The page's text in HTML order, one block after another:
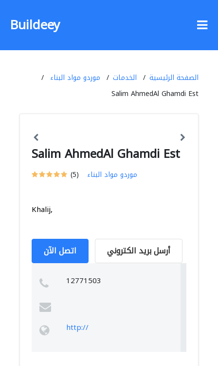
Buildeey
الصفحة الرئيسية الخدمات
موردو مواد البناء
Salim AhmedAl Ghamdi Est
Salim AhmedAl Ghamdi Est
(5) موردو مواد البناء
Khalij,
اتصل الآن أرسل بريد الكتروني
12771503
http://